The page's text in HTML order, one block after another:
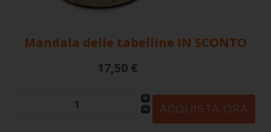
Mandala delle tabelline IN SCONTO
17,50 €